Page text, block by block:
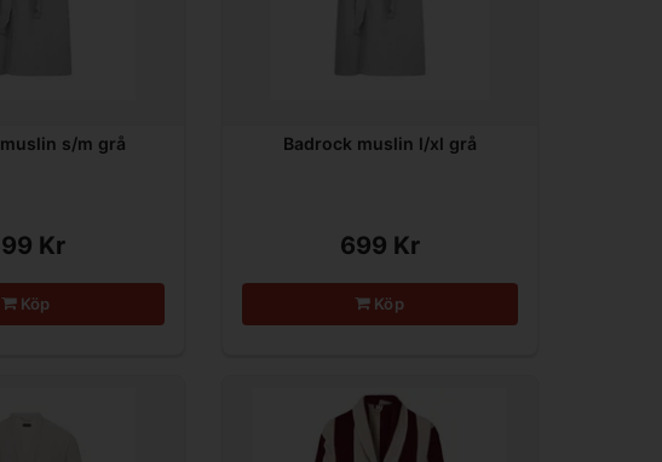
s/m grå
Kr
Köp
Badrock muslin l/xl grå
699 Kr
Köp